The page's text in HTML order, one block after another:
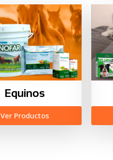
Equinos
Ver Productos